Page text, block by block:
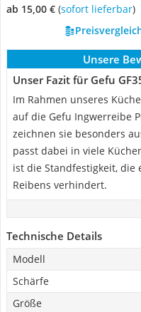
ab 15,00 € ( Sofort lieferbar)
Unsere
Unser Fazit für Gefu
Im Rahmen unseres
auf die Gefu Ingwerreibe
zeichnen sie besonders
passt dabei in viele
ist die Standfestigkeit, die
Reibens verhindert.
Technische Details
Modell
Schärfe
Größe